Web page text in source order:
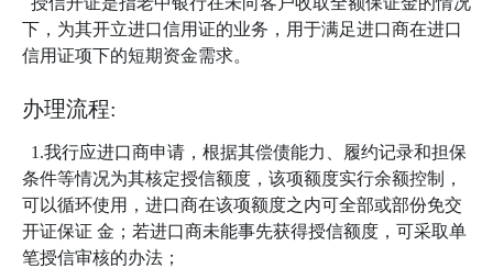
下，为其开立进口信用证的业务，用于满足进口商在进口
信用证项下的短期资金需求。
办理流程:
1.我行应进口商申请，根据其偿债能力、履约记录和担保
条件等情况为其核定授信额度，该项额度实行余额控制，
可以循环使用，进口商在该项额度之内可全部或部份免交
开证保证 金；若进口商未能事先获得授信额度，可采取单
笔授信审核的办法；